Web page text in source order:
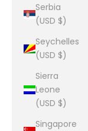
Serbia
(USD $)
Seychelles
(USD $)
Sierra
Leone
(USD $)
Singapore